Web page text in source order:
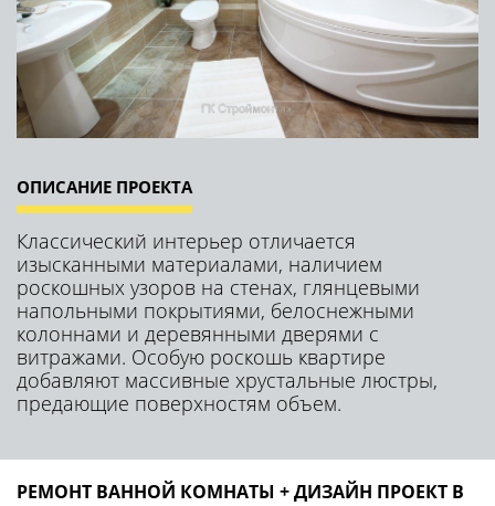
РЕМОНТ ВАННОЙ КОМНАТЫ + ДИЗАЙН ПРОЕКТ В
ПОДАРОК
тип ремонта:
ремонт ванной под ключ
площадь:
4,5 кв.м
срок выполнения:
14 дней
БЕЗ отселения
КАЛЬКУЛЯТОР РЕМОНТА